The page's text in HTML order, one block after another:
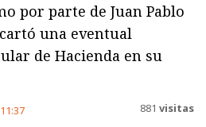
por parte de Juan Pablo
una eventual
de Hacienda en su
11:37 881 visitas